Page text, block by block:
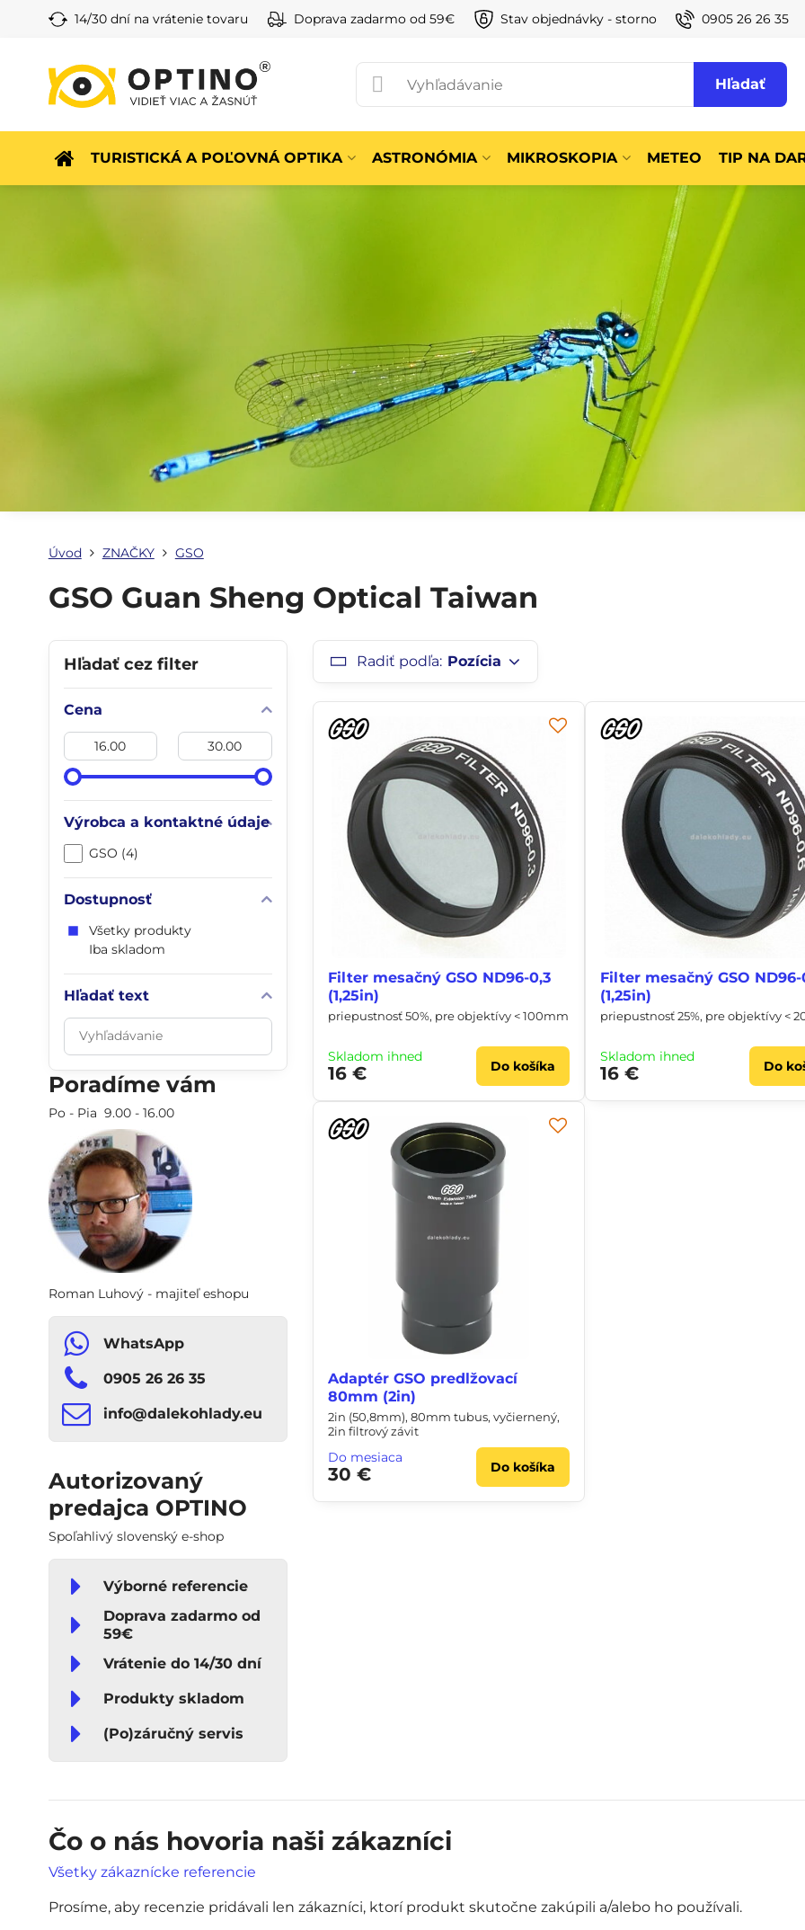
14/30 dní na vrátenie tovaru Doprava zadarmo od 59€ Stav objednávky - storno 0905 26 26 35
Hľadať
TURISTICKÁ A POĽOVNÁ OPTIKA ASTRONÓMIA MIKROSKOPIA METEO TIP NA
Úvod ZNAČKY GSO
GSO Guan Sheng Optical Taiwan
Radiť podľa: Pozícia
Filter mesačný GSO ND96-0,3
(1,25in)
priepustnosť 50%, pre objektívy < 100mm
Skladom ihneď
16 € Do košíka
Filter mesačný GSO ND96-
(1,25in)
priepustnosť 25%, pre objektívy <
Skladom ihneď
16 € Do
Adaptér GSO predlžovací
80mm (2in)
2in (50,8mm), 80mm tubus, vyčiernený,
2in filtrový závit
Do mesiaca
30 € Do košíka
Hľadať cez filter
Cena
Od:
Do:
Výrobca a kontaktné údaje
GSO (4)
Dostupnosť
Všetky produkty
Iba skladom
Hľadať text
Prehľadať
výsledky
filtra
fulltextom
Poradíme vám
Po - Pia 9.00 - 16.00
Roman Luhový - majiteľ eshopu
WhatsApp
0905 26 26 35
info​​@dalekohlady​​.eu
Autorizovaný
predajca OPTINO
Spoľahlivý slovenský e-shop
Výborné referencie
Doprava zadarmo od
59€
Vrátenie do 14/30 dní
Produkty skladom
(Po)záručný servis
Čo o nás hovoria naši zákazníci
Všetky zákaznícke referencie
Prosíme, aby recenzie pridávali len zákazníci, ktorí produkt skutočne zakúpili a/alebo ho používali.